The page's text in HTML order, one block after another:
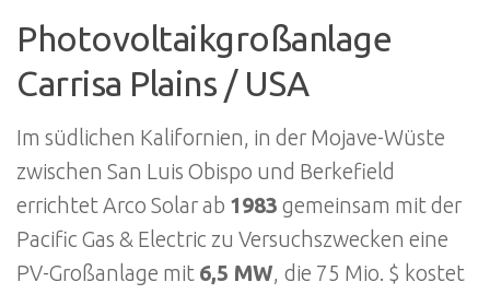
Photovoltaikgroßanlage
Carrisa Plains / USA
Im südlichen Kalifornien, in der Mojave-Wüste
zwischen San Luis Obispo und Berkefield
errichtet Arco Solar ab 1983 gemeinsam mit der
Pacific Gas & Electric zu Versuchszwecken eine
PV-Großanlage mit 6,5 MW, die 75 Mio. $ kostet